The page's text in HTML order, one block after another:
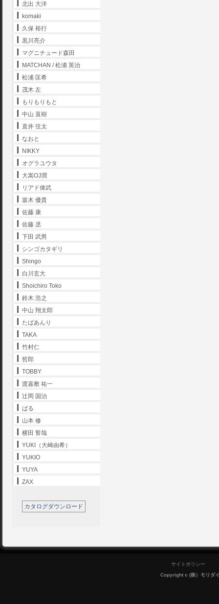
北出 大洋
komaki
久保 裕行
黒川亮介
マグニチュード森田
MATCHAN / 松浦 英治
松浦 匡希
茂木 左
もりもりもと
中山 直樹
直井 弦太
なおと
NIKKY
オグラユウタ
大嵩OJ潤
リアド偉武
坂木 優貴
佐藤 康
佐藤 丞
下田 武男
シンゴカタギリ
Shingo
白川玄大
Shoichiro Toko
鈴木 浩之
中山 翔太郎
たばあんり
TAKA
竹村仁
哲郎
TOBBY
渡嘉敷 祐一
辻岡 国治
ばる
山本 修
横田 誓哉
YUKI（大崎由希）
YUKIO
YUYA
ZAX
カタログダウンロード
サイトポリシー
Copyright c (株）モリダ